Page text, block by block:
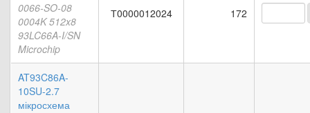
0066-SO-08
0004K 512x8
93LC66A-I/SN
Microchip
Т0000012024 172
AT93C86A-
10SU-2.7
мікросхема